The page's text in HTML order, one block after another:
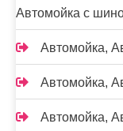
Автомойка с
Автомойка,
Автомойка,
Автомойка,